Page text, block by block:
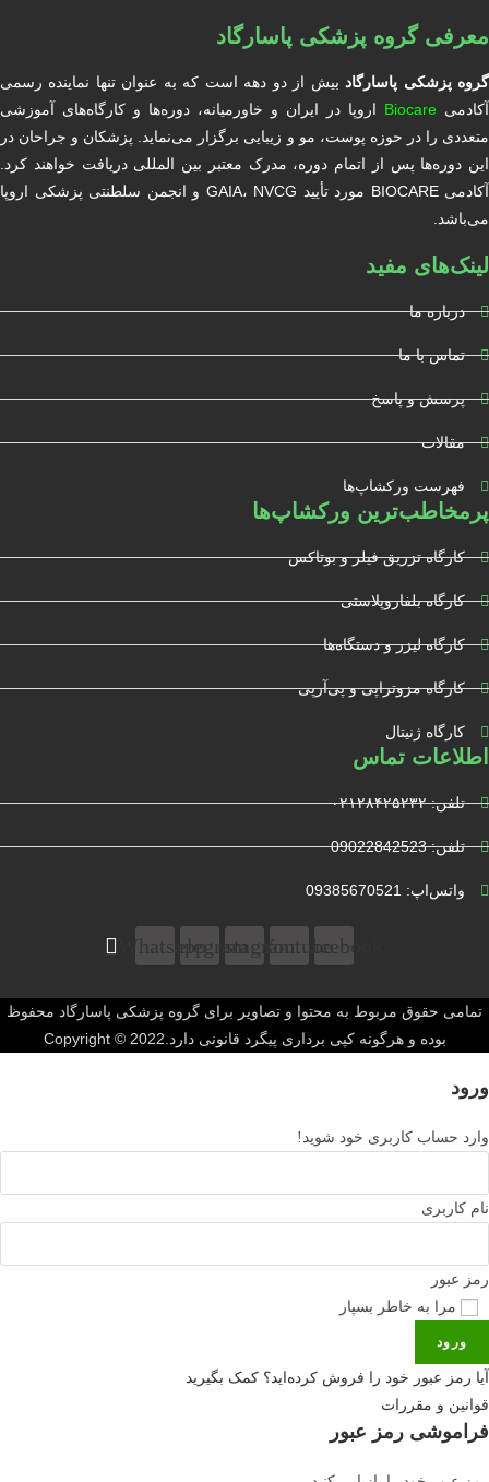
معرفی گروه پزشکی پاسارگاد
گروه پزشکی پاسارگادبیش از دو دهه است که به عنوان تنها نماینده رسمی
آکادمی Biocare اروپا در ایران و خاورمیانه، دوره‌ها و کارگاه‌های آموزشی
متعددی را در حوزه پوست، مو و زیبایی برگزار می‌نماید. پزشکان و جراحان در
این دوره‌ها پس از اتمام دوره، مدرک معتبر بین المللی دریافت خواهند کرد.
آکادمی BIOCARE مورد تأیید GAIA، NVCG و انجمن سلطنتی پزشکی اروپا
می‌باشد.
لینک‌های مفید
درباره ما
تماس با ما
پرسش و پاسخ
مقالات
فهرست ورکشاپ‌ها
پرمخاطب‌ترین ورکشاپ‌ها
کارگاه تزریق فیلر و بوتاکس
کارگاه بلفاروپلاستی
کارگاه لیزر و دستگاه‌ها
کارگاه مزوتراپی و پی‌آرپی
کارگاه ژنیتال
اطلاعات تماس
تلفن: ۰۲۱۲۸۴۲۵۲۳۲
تلفن: 09022842523
واتس‌‌اپ: 09385670521
Facebook
Youtube
Instagram
Telegram
Whatsapp
تمامی حقوق مربوط به محتوا و تصاویر برای گروه پزشکی پاسارگاد محفوظ
بوده و هرگونه کپی برداری پیگرد قانونی دارد.Copyright © 2022
ورود
وارد حساب کاربری خود شوید!
نام کاربری
رمز عبور
مرا به خاطر بسپار
ورود
آیا رمز عبور خود را فروش کرده‌اید؟ کمک بگیرید
قوانین و مقررات
فراموشی رمز عبور